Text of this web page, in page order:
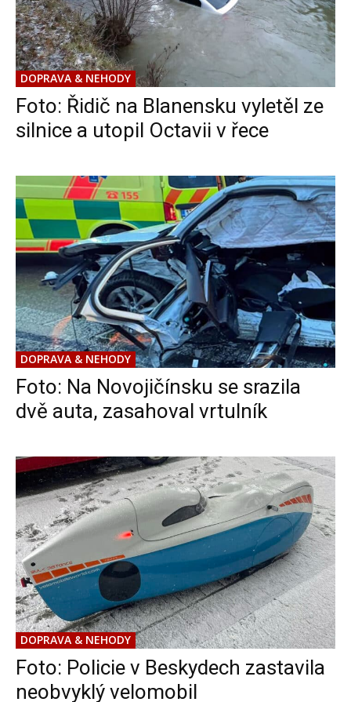
DOPRAVA & NEHODY
Foto: Řidič na Blanensku vyletěl ze
silnice a utopil Octavii v řece
DOPRAVA & NEHODY
Foto: Na Novojičínsku se srazila
dvě auta, zasahoval vrtulník
DOPRAVA & NEHODY
Foto: Policie v Beskydech zastavila
neobvyklý velomobil